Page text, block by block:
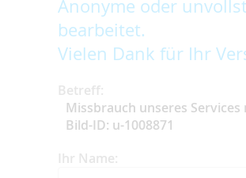
Anonyme oder
bearbeitet.
Vielen Dank für Ihr
Betreff:
Missbrauch unseres Services
Bild-ID: u-1008871
Ihr Name: